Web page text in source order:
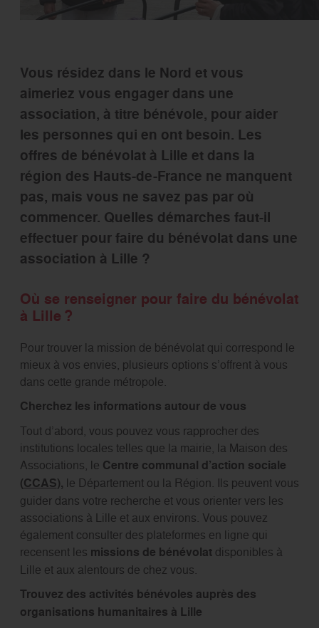
Vous résidez dans le Nord et vous
aimeriez vous engager dans une
association, à titre bénévole, pour aider
les personnes qui en ont besoin. Les
offres de bénévolat à Lille et dans la
région des Hauts-de-France ne manquent
pas, mais vous ne savez pas par où
commencer. Quelles démarches faut-il
effectuer pour faire du bénévolat dans une
association à Lille ?
Où se renseigner pour faire du bénévolat
à Lille ?
Pour trouver la mission de bénévolat qui correspond le
mieux à vos envies, plusieurs options s’offrent à vous
dans cette grande métropole.
Cherchez les informations autour de vous
Tout d’abord, vous pouvez vous rapprocher des
institutions locales telles que la mairie, la Maison des
Associations, le Centre communal d’action sociale
(CCAS), le Département ou la Région. Ils peuvent vous
guider dans votre recherche et vous orienter vers les
associations à Lille et aux environs. Vous pouvez
également consulter des plateformes en ligne qui
recensent les missions de bénévolatdisponibles à
Lille et aux alentours de chez vous.
Trouvez des activités bénévoles auprès des
organisations humanitaires à Lille